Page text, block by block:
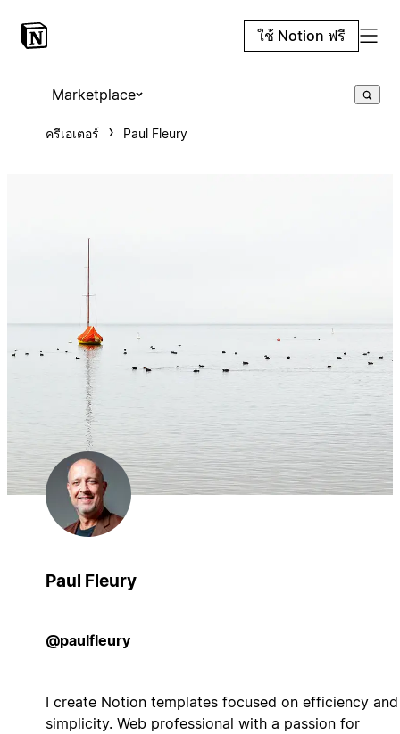
ใช้ Notion ฟรี
Marketplace
ครีเอเตอร์ Paul Fleury
Paul Fleury
@paulfleury
I create Notion templates focused on efficiency and
simplicity. Web professional with a passion for